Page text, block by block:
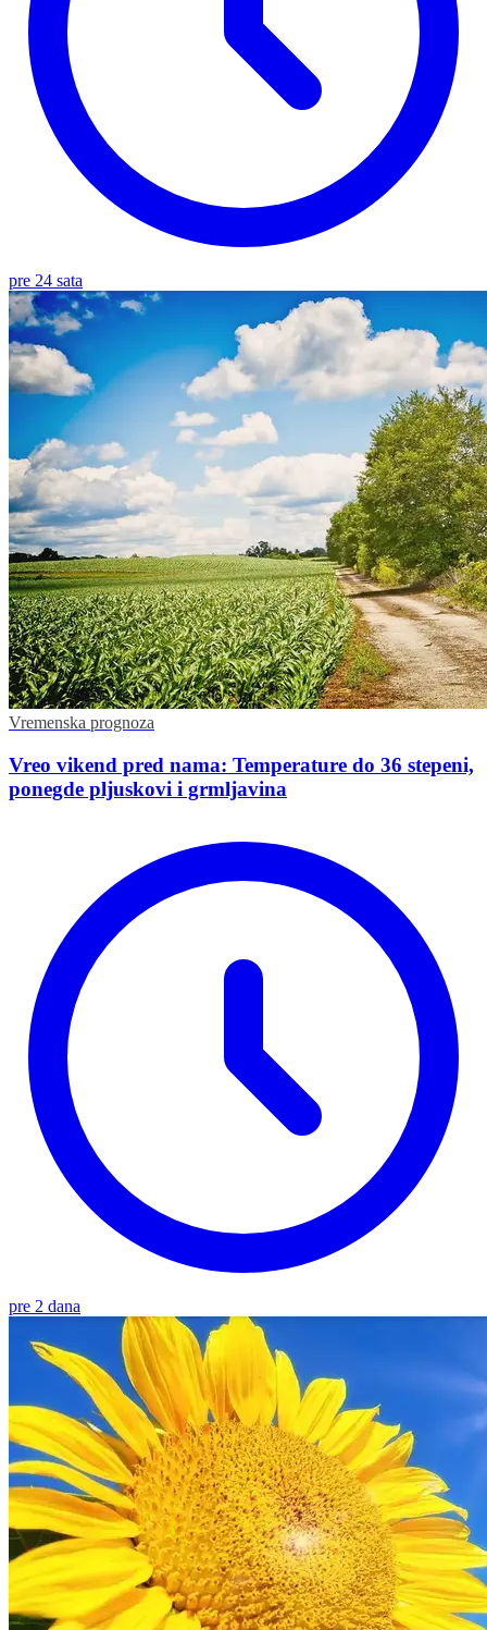
pre 24 sata
Vremenska prognoza
Vreo vikend pred nama: Temperature do 36 stepeni,
ponegde pljuskovi i grmljavina
pre 2 dana